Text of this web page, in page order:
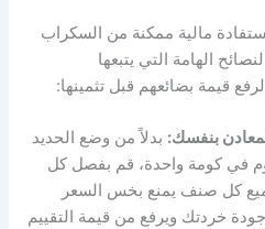
مالية ممكنة من السكراب
الهامة التي يتبعها
قيمة بضائعهم قبل تثمينها:
بنفسك: بدلاً من وضع الحديد
في كومة واحدة، قم بفصل كل
كل صنف يمنع بخس السعر
خردتك ويرفع من قيمة التقييم